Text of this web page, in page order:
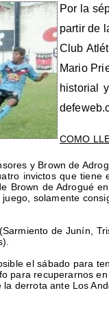
Por la
partir de
Club
Mario
historial
COMO
y Brown de
invictos que
Brown de Adrogué
solamente
de Junín,
el sábado para
para recuperarnos
derrota ante Los